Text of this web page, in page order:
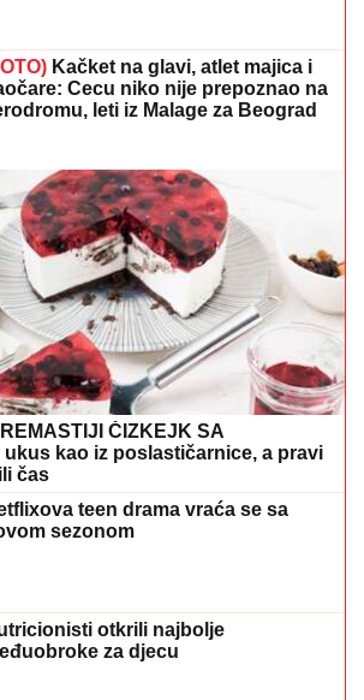
Kačket na glavi, atlet majica i
Cecu niko nije prepoznao na
leti iz Malage za Beograd
ČIZKEJK SA
ukus kao iz poslastičarnice, a pravi
čas
teen drama vraća se sa
sezonom
otkrili najbolje
za djecu